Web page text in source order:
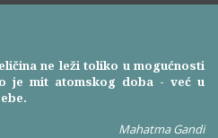
ne leži toliko u mogućnosti
je mit atomskog doba - već u
Mahatma Gandi